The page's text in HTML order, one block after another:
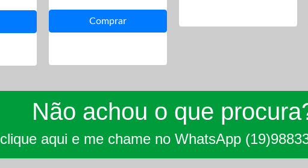
Não achou o que
clique aqui e me chame no WhatsApp